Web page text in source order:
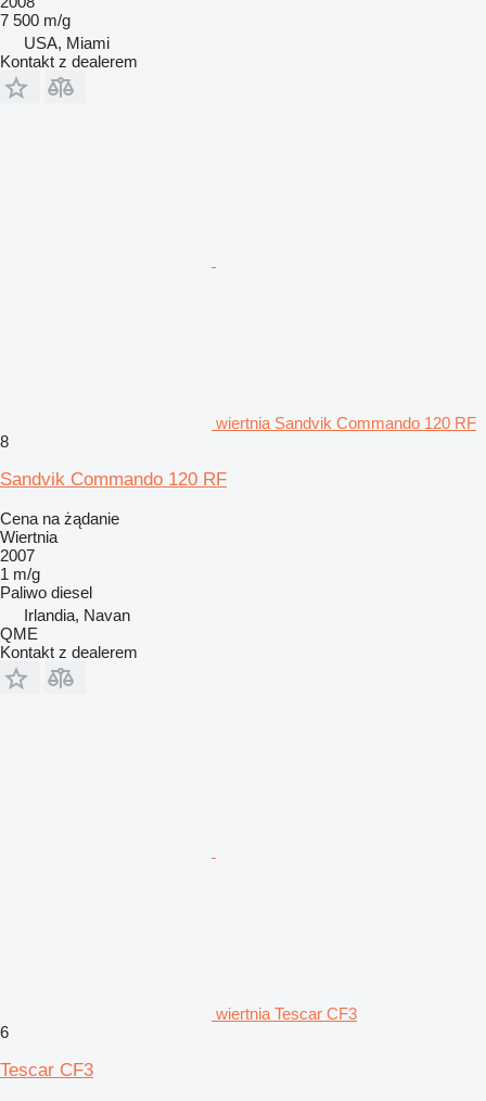
7 500 m/g
USA, Miami
Kontakt z dealerem
wiertnia Sandvik Commando 120 RF
8
Sandvik Commando 120 RF
Cena na żądanie
Wiertnia
2007
1 m/g
Paliwo diesel
Irlandia, Navan
QME
Kontakt z dealerem
wiertnia Tescar CF3
6
Tescar CF3